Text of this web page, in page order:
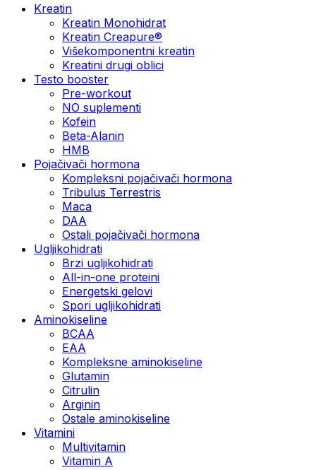
Kreatin
Kreatin Monohidrat
Kreatin Creapure®
Višekomponentni kreatin
Kreatini drugi oblici
Testo booster
Pre-workout
NO suplementi
Kofein
Beta-Alanin
HMB
Pojačivači hormona
Kompleksni pojačivači hormona
Tribulus Terrestris
Maca
DAA
Ostali pojačivači hormona
Ugljikohidrati
Brzi ugljikohidrati
All-in-one proteini
Energetski gelovi
Spori ugljikohidrati
Aminokiseline
BCAA
EAA
Kompleksne aminokiseline
Glutamin
Citrulin
Arginin
Ostale aminokiseline
Vitamini
Multivitamin
Vitamin A